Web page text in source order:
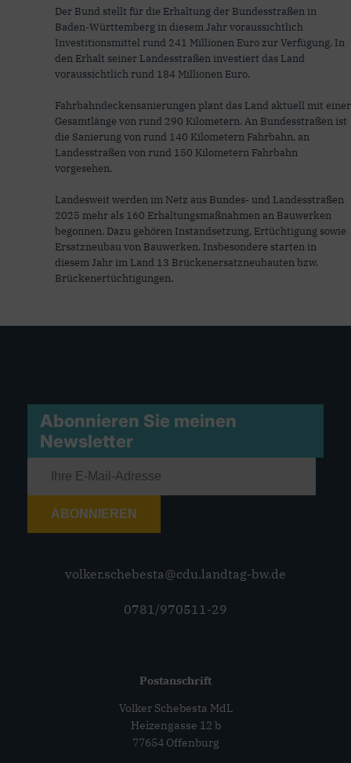
Der Bund stellt für die Erhaltung der Bundesstraßen in
Baden-Württemberg in diesem Jahr voraussichtlich
Investitionsmittel rund 241 Millionen Euro zur Verfügung. In
den Erhalt seiner Landesstraßen investiert das Land
voraussichtlich rund 184 Millionen Euro.
Fahrbahndeckensanierungen plant das Land aktuell mit einer
Gesamtlänge von rund 290 Kilometern. An Bundesstraßen ist
die Sanierung von rund 140 Kilometern Fahrbahn, an
Landesstraßen von rund 150 Kilometern Fahrbahn
vorgesehen.
Landesweit werden im Netz aus Bundes- und Landesstraßen
2025 mehr als 160 Erhaltungsmaßnahmen an Bauwerken
begonnen. Dazu gehören Instandsetzung, Ertüchtigung sowie
Ersatzneubau von Bauwerken. Insbesondere starten in
diesem Jahr im Land 13 Brückenersatzneubauten bzw.
Brückenertüchtigungen.
Abonnieren Sie meinen
Newsletter
ABONNIEREN
volker.schebesta@cdu.landtag-bw.de
0781/970511-29
Postanschrift
Volker Schebesta MdL
Heizengasse 12 b
77654 Offenburg